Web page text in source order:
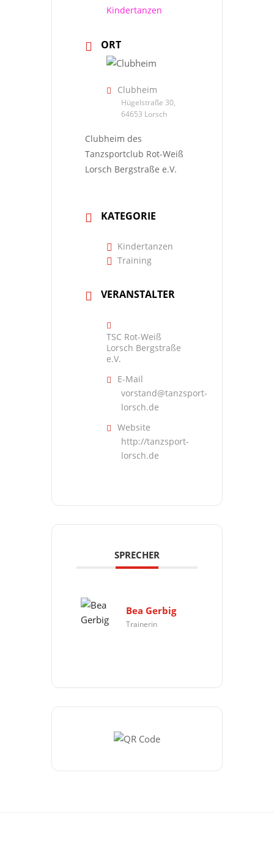
Kindertanzen
ORT
Clubheim
Hügelstraße 30,
64653 Lorsch
Clubheim des
Tanzsportclub Rot-Weiß
Lorsch Bergstraße e.V.
KATEGORIE
Kindertanzen
Training
VERANSTALTER
TSC Rot-Weiß
Lorsch Bergstraße
e.V.
E-Mail
vorstand@tanzsport-
lorsch.de
Website
http://tanzsport-
lorsch.de
SPRECHER
Bea Gerbig
Trainerin